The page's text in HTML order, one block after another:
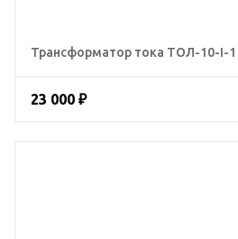
Трансформатор тока ТОЛ-10-I-1
23 000 ₽